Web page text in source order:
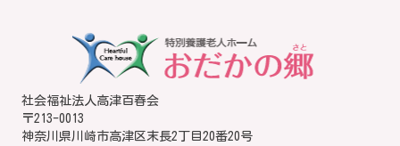
社会福祉法人高津百春会
〒213-0013
神奈川県川崎市高津区末長2丁目20番20号